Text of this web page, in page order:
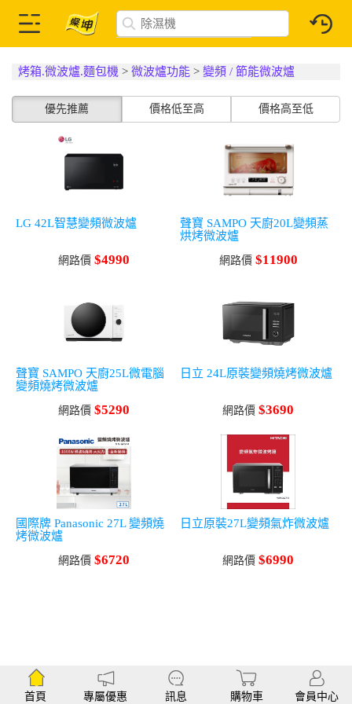
烤箱.微波爐.麵包機 >微波爐功能 >變頻 / 節能微波爐
優先推薦 價格低至高 價格高至低
LG 42L智慧變頻微波爐
網路價 $4990
聲寶 SAMPO 天廚20L變頻蒸
烘烤微波爐
網路價 $11900
聲寶 SAMPO 天廚25L微電腦
變頻燒烤微波爐
網路價 $5290
日立 24L原裝變頻燒烤微波爐
網路價 $3690
國際牌 Panasonic 27L 變頻燒
烤微波爐
網路價 $6720
日立原裝27L變頻氣炸微波爐
網路價 $6990
首頁 專屬優惠 訊息 購物車 會員中心